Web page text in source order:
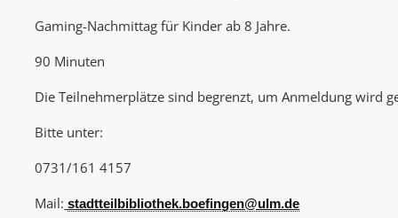
Gaming-Nachmittag für Kinder ab 8 Jahre.
90 Minuten
Die Teilnehmerplätze sind begrenzt, um Anmeldung wird
Bitte unter:
0731/161 4157
Mail: stadtteilbibliothek.boefingen@ulm.de